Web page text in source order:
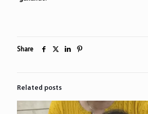
Share
Related posts